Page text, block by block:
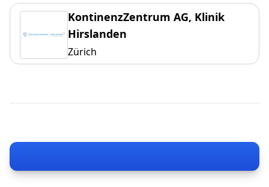
KontinenzZentrum AG, Klinik
Hirslanden
Zürich